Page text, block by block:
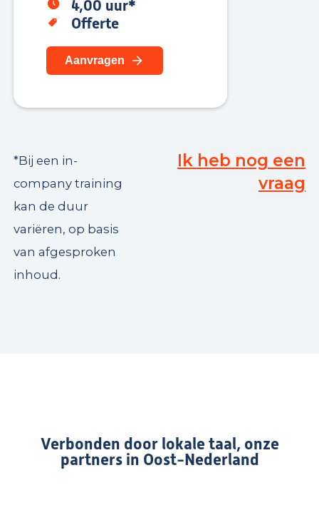
4,00 uur*
Offerte
Aanvragen
*Bij een in-
company training
kan de duur
variëren, op basis
van afgesproken
inhoud.
Ik heb nog een
vraag
Verbonden door lokale taal, onze
partners in Oost-Nederland